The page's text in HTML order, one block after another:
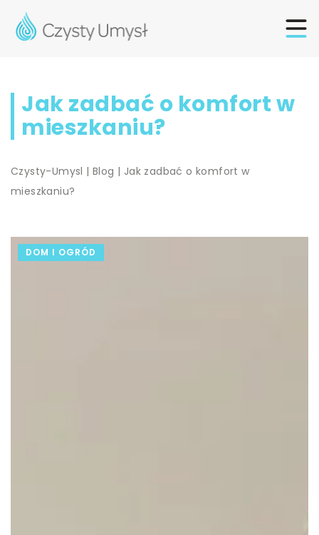
Jak zadbać o komfort w
mieszkaniu?
Czysty-Umysl |Blog | Jak zadbać o komfort w
mieszkaniu?
DOM I OGRÓD